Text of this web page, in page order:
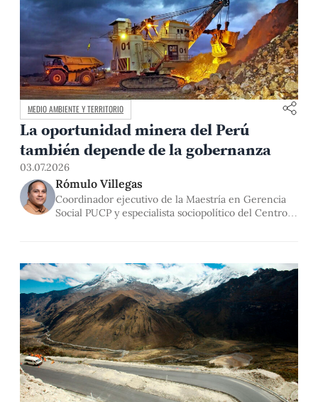
MEDIO AMBIENTE Y TERRITORIO
La oportunidad minera del Perú
también depende de la gobernanza
03.07.2026
Rómulo Villegas
Coordinador ejecutivo de la Maestría en Gerencia
Social PUCP y especialista sociopolítico del Centro